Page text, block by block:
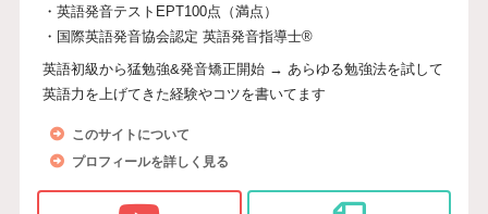
・英語発音テストEPT100点（満点）
・国際英語発音協会認定 英語発音指導士®
英語初級から猛勉強&発音矯正開始 → あらゆる勉強法を試して
英語力を上げてきた経験やコツを書いてます
このサイトについて
プロフィールを詳しく見る